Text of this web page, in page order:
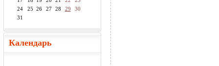
24
25 26 27 28 29
30
31
Календарь